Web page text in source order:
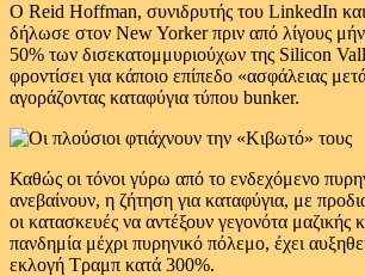
Ο Reid Hoffman, συνιδρυτής του LinkedIn
δήλωσε στον New Yorker πριν από λίγους
50% των δισεκατομμυριούχων της Silicon
φροντίσει για κάποιο επίπεδο «ασφάλειας
αγοράζοντας καταφύγια τύπου bunker.
Καθώς οι τόνοι γύρω από το ενδεχόμενο
ανεβαίνουν, η ζήτηση για καταφύγια, με
οι κατασκευές να αντέξουν γεγονότα μαζικής
πανδημία μέχρι πυρηνικό πόλεμο, έχει
εκλογή Τραμπ κατά 300%.